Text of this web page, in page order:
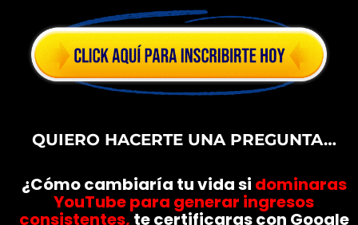
QUIERO HACERTE UNA PREGUNTA…
¿Cómo cambiaría tu vida si dominaras
YouTube para generar ingresos
consistentes,te certificaras con Google